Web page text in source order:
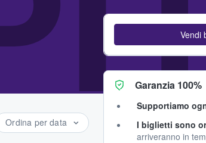
Ordina per data
Vendi
Garanzia 100%
Supportiamo
I biglietti sono
arriveranno in